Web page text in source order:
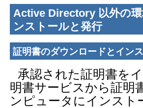
Active Directory 以外の
ンストールと発行
証明書のダウンロードとイン
承認された証明書を
明書サービスから証明
ンピュータにインスト